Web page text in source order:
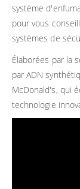
système
pour vous
systèmes de
Élaborées par la
par ADN
McDonald's, qui
technologie